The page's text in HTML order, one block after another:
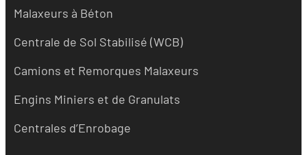
Malaxeurs à Béton
Centrale de Sol Stabilisé (WCB)
Camions et Remorques Malaxeurs
Engins Miniers et de Granulats
Centrales d’Enrobage